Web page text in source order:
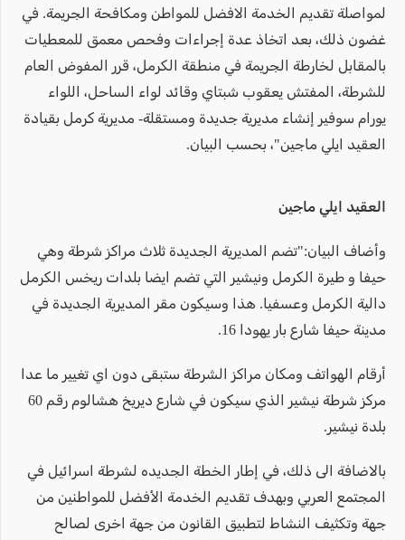
لمواصلة تقديم الخدمة الافضل للمواطن ومكافحة الجريمة. في
غضون ذلك، بعد اتخاذ عدة إجراءات وفحص معمق للمعطيات
بالمقابل لخارطة الجريمة في منطقة الكرمل، قرر المفوض العام
للشرطة، المفتش يعقوب شبتاي وقائد لواء الساحل، اللواء
يورام سوفير إنشاء مديرية جديدة ومستقلة- مديرية كرمل بقيادة
العقيد ايلي ماجين"، بحسب البيان.
العقيد ايلي ماجين
وأضاف البيان:"تضم المديرية الجديدة ثلاث مراكز شرطة وهي
حيفا و طيرة الكرمل ونيشير التي تضم ايضا بلدات ريخس الكرمل
دالية الكرمل وعسفيا. هذا وسيكون مقر المديرية الجديدة في
مدينة حيفا شارع بار يهودا 16.
أرقام الهواتف ومكان مراكز الشرطة ستبقى دون اي تغيير ما عدا
مركز شرطة نيشير الذي سيكون في شارع ديريخ هشالوم رقم 60
بلدة نيشير.
بالاضافة الى ذلك، في إطار الخطة الجديده لشرطة اسرائيل في
المجتمع العربي وبهدف تقديم الخدمة الأفضل للمواطنين من
جهة وتكثيف النشاط لتطبيق القانون من جهة اخرى لصالح